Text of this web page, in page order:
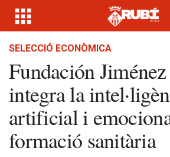
SELECCIÓ ECONÒMICA
Fundación
integra la
artificial i
formació sanitària